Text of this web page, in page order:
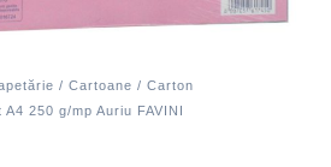
/ Cartoane / Carton
250 g/mp Auriu FAVINI